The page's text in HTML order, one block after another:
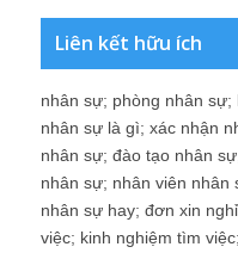
Liên kết hữu ích
nhân sự; phòng nhân sự;
nhân sự là gì; xác nhận
nhân sự; đào tạo nhân sự
nhân sự; nhân viên nhân
nhân sự hay; đơn xin
việc; kinh nghiệm tìm việc;